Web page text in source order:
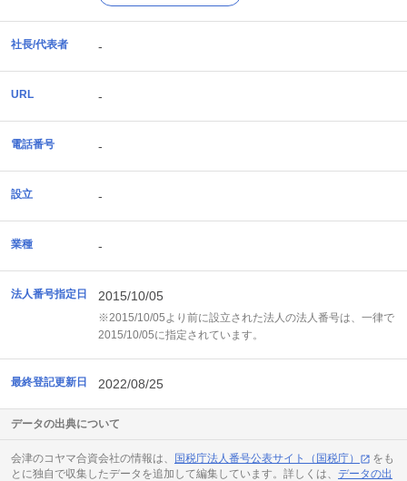
社長/代表者 -
URL -
電話番号 -
設立 -
業種 -
法人番号指定日 2015/10/05
※2015/10/05より前に設立された法人の法人番号は、一律で
2015/10/05に指定されています。
最終登記更新日 2022/08/25
データの出典について
会津のコヤマ合資会社の情報は、 国税庁法人番号公表サイト（国税庁）
をも
とに独自で収集したデータを追加して編集しています。詳しくは、 データの出